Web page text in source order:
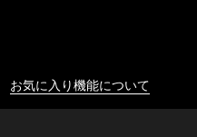
お気に入り機能について